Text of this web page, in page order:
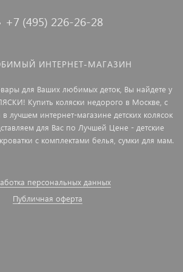
+7 (495) 226-26-28
ИНТЕРНЕТ-МАГАЗИН
для Ваших любимых деток, Вы найдете у
Купить коляски недорого в Москве, с
лучшем интернет-магазине детских колясок
для Вас по Лучшей Цене - детские
с комплектами белья, сумки для мам.
персональных данных
Публичная оферта